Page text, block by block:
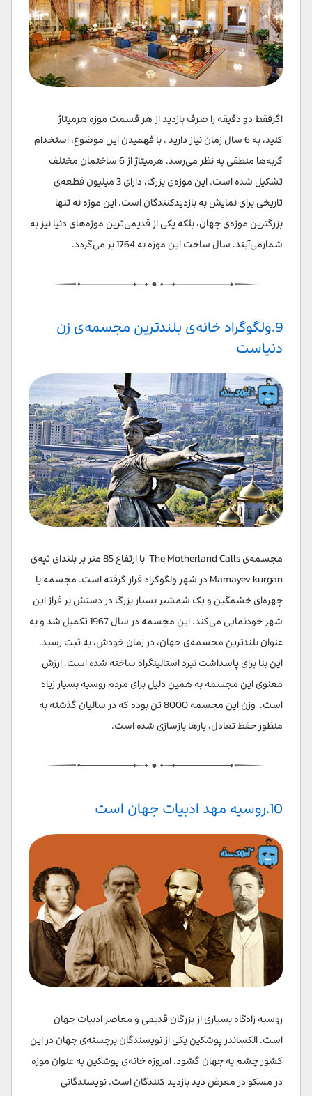
اگرفقط دو دقیقه را صرف بازدید از هر قسمت موزه هرمیتاژ
کنید، به 6 سال زمان نیاز دارید . با فهمیدن این موضوع، استخدام
گربه‌ها منطقی به نظر می‌رسد. هرمیتاژ از 6 ساختمان مختلف
تشکیل شده است. این موزه‌ی بزرگ، دارای 3 میلیون قطعه‌ی
تاریخی برای نمایش به بازدیدکنندگان است. این موزه نه تنها
بزرگترین موزه‌ی جهان، بلکه یکی از قدیمی‌ترین موزه‌های دنیا نیز به
شمار‌می‌آیند. سال ساخت این موزه به 1764 بر می‌گردد.
9.ولگوگراد خانه‌ی بلندترین مجسمه‌ی زن
دنیاست
مجسمه‌ی The Motherland Calls با ارتفاع 85 متر بر بلندای تپه‌ی
Mamayev kurgan در شهر ولگوگراد قرار گرفته است. مجسمه با
چهره‌ای خشمگین و یک شمشیر بسیار بزرگ در دستش بر فراز این
شهر خودنمایی می‌کند. این مجسمه در سال 1967 تکمیل شد و به
عنوان بلند‌ترین مجسمه‌ی جهان، در زمان خودش، به ثبت رسید.
این بنا برای پاسداشت نبرد استالینگراد ساخته شده است. ارزش
معنوی این مجسمه به همین دلیل برای مردم روسیه بسیار زیاد
است. وزن این مجسمه 8000 تن بوده که در سالیان گذشته به
منظور حفظ تعادل، بارها بازسازی شده است.
10.روسیه مهد ادبیات جهان است
روسیه زادگاه بسیاری از بزرگان قدیمی و معاصر ادبیات جهان
است. الکساندر پوشکین یکی از نویسندگان برجسته‌ی جهان در این
کشور چشم به جهان گشود. امروزه خانه‌ی پوشکین به عنوان موزه
در مسکو در معرض دید بازدید کنندگان است. نویسندگانی